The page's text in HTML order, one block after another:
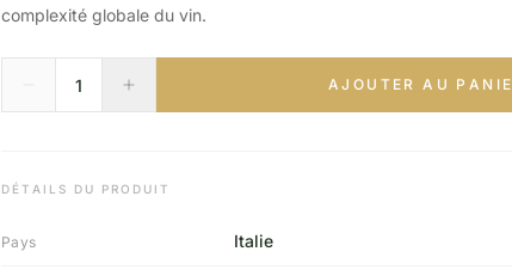
complexité globale du vin.
AJOUTER AU
DÉTAILS DU PRODUIT
Pays Italie